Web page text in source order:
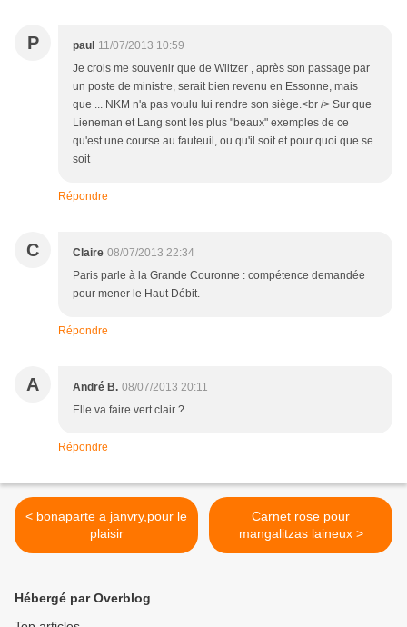
P paul 11/07/2013 10:59
Je crois me souvenir que de Wiltzer , après son passage par
un poste de ministre, serait bien revenu en Essonne, mais
que ... NKM n'a pas voulu lui rendre son siège.<br /> Sur que
Lieneman et Lang sont les plus "beaux" exemples de ce
qu'est une course au fauteuil, ou qu'il soit et pour quoi que se
soit
Répondre
C Claire 08/07/2013 22:34
Paris parle à la Grande Couronne : compétence demandée
pour mener le Haut Débit.
Répondre
A André B. 08/07/2013 20:11
Elle va faire vert clair ?
Répondre
< bonaparte a janvry,pour le
plaisir
Carnet rose pour
mangalitzas laineux >
Hébergé par Overblog